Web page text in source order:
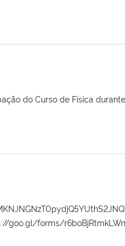
do Curso de Física
goo.gl/forms/